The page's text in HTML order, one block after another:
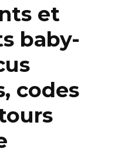
et
baby-
codes